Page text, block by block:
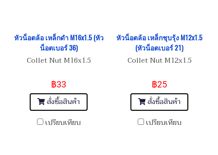
หัวน็อตล้อ เหล็กดำ M16x1.5 (หัว
น็อตเบอร์ 36)
Collet Nut M16x1.5
฿33
สั่งซื้อสินค้า
เปรียบเทียบ
หัวน็อตล้อ เหล็กชุบรุ้ง M12x1.5
(หัวน็อตเบอร์ 21)
Collet Nut M12x1.5
฿25
สั่งซื้อสินค้า
เปรียบเทียบ